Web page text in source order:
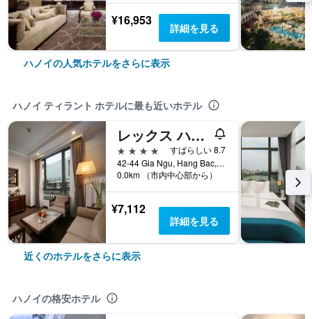
¥16,953 詳細を見る
ハノイの人気ホテルをさらに表示
ハノイ ティラント ホテルに最も近いホテル
レックス ハノイ ホテル
4つ星
すばらしい 8.7
42-44 Gia Ngu, Hang Bac, Hoan Kiem, ハノイ, ベトナム
0.0km （市内中心部から）
¥7,112
詳細を見る
近くのホテルをさらに表示
ハノイの格安ホテル